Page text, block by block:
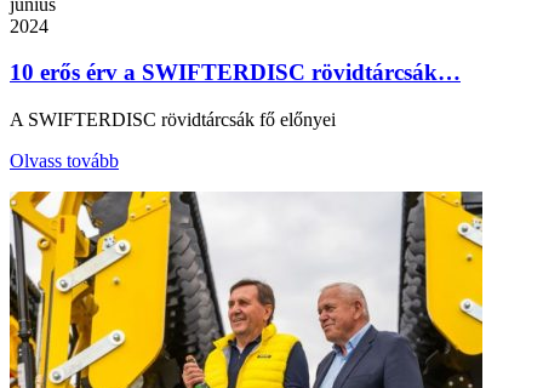
2024
10 erős érv a SWIFTERDISC rövidtárcsák…
A SWIFTERDISC rövidtárcsák fő előnyei
Olvass tovább